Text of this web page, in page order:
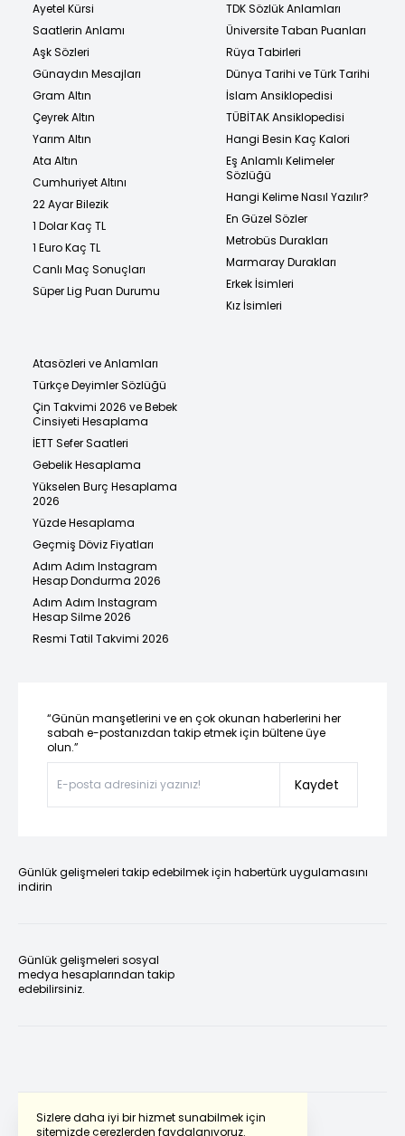
Sizlere daha iyi bir hizmet sunabilmek için
sitemizde çerezlerden faydalanıyoruz.
Ayetel Kürsi
Saatlerin Anlamı
Aşk Sözleri
Günaydın Mesajları
Gram Altın
Çeyrek Altın
Yarım Altın
Ata Altın
Cumhuriyet Altını
22 Ayar Bilezik
1 Dolar Kaç TL
1 Euro Kaç TL
Canlı Maç Sonuçları
Süper Lig Puan Durumu
TDK Sözlük Anlamları
Üniversite Taban Puanları
Rüya Tabirleri
Dünya Tarihi ve Türk Tarihi
İslam Ansiklopedisi
TÜBİTAK Ansiklopedisi
Hangi Besin Kaç Kalori
Eş Anlamlı Kelimeler
Sözlüğü
Hangi Kelime Nasıl Yazılır?
En Güzel Sözler
Metrobüs Durakları
Marmaray Durakları
Erkek İsimleri
Kız İsimleri
Atasözleri ve Anlamları
Türkçe Deyimler Sözlüğü
Çin Takvimi 2026 ve Bebek
Cinsiyeti Hesaplama
İETT Sefer Saatleri
Gebelik Hesaplama
Yükselen Burç Hesaplama
2026
Yüzde Hesaplama
Geçmiş Döviz Fiyatları
Adım Adım Instagram
Hesap Dondurma 2026
Adım Adım Instagram
Hesap Silme 2026
Resmi Tatil Takvimi 2026
“Günün manşetlerini ve en çok okunan haberlerini her
sabah e-postanızdan takip etmek için bültene üye
olun.”
Kaydet
Günlük gelişmeleri takip edebilmek için habertürk uygulamasını
indirin
Günlük gelişmeleri sosyal
medya hesaplarından takip
edebilirsiniz.